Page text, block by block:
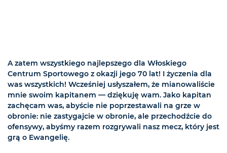
A zatem wszystkiego najlepszego dla Włoskiego
Centrum Sportowego z okazji jego 70 lat! I życzenia dla
was wszystkich! Wcześniej usłyszałem, że mianowaliście
mnie swoim kapitanem — dziękuję wam. Jako kapitan
zachęcam was, abyście nie poprzestawali na grze w
obronie: nie zastygajcie w obronie, ale przechodźcie do
ofensywy, abyśmy razem rozgrywali nasz mecz, który jest
grą o Ewangelię.